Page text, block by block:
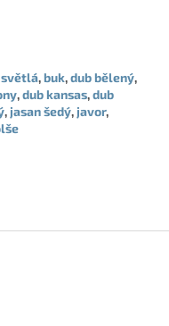
,buk,dub bělený,
,dub kansas,dub
, jasan šedý, javor,